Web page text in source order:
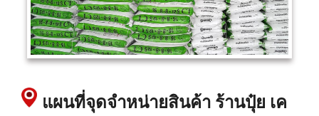
แผนที่จุดจำหน่ายสินค้า ร้านปุ๋ย เค